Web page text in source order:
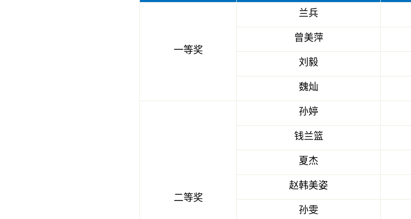
一等奖
兰兵
曾美萍
刘毅
魏灿
二等奖
孙婷
钱兰篮
夏杰
赵韩美姿
孙雯